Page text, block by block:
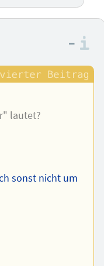
–
lautet?
sonst nicht um